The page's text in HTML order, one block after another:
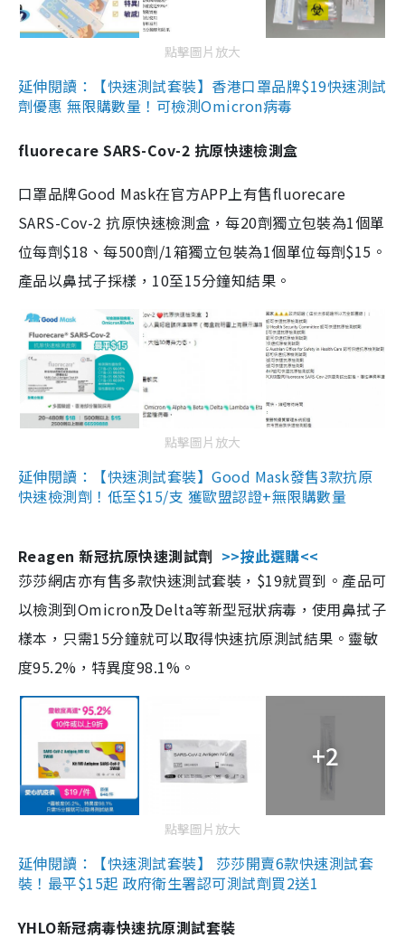
點擊圖片放大
延伸閱讀：【快速測試套裝】香港口罩品牌$19快速測試
劑優惠 無限購數量！可檢測Omicron病毒
fluorecare SARS-Cov-2 抗原快速檢測盒
口罩品牌Good Mask在官方APP上有售fluorecare
SARS-Cov-2 抗原快速檢測盒，每20劑獨立包裝為1個單
位每劑$18、每500劑/1箱獨立包裝為1個單位每劑$15。
產品以鼻拭子採樣，10至15分鐘知結果。
點擊圖片放大
延伸閱讀：【快速測試套裝】Good Mask發售3款抗原
快速檢測劑！低至$15/支 獲歐盟認證+無限購數量
Reagen 新冠抗原快速測試劑 >>按此選購<<
莎莎網店亦有售多款快速測試套裝，$19就買到。產品可
以檢測到Omicron及Delta等新型冠狀病毒，使用鼻拭子
樣本，只需15分鐘就可以取得快速抗原測試結果。靈敏
度95.2%，特異度98.1%。
+2
點擊圖片放大
延伸閱讀：【快速測試套裝】 莎莎開賣6款快速測試套
裝！最平$15起 政府衛生署認可測試劑買2送1
YHLO新冠病毒快速抗原測試套裝